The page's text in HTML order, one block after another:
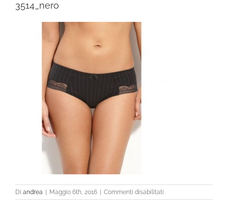
3514_nero
Di andrea Maggio 6th, 2016 Commenti disabilitati
3514_nero